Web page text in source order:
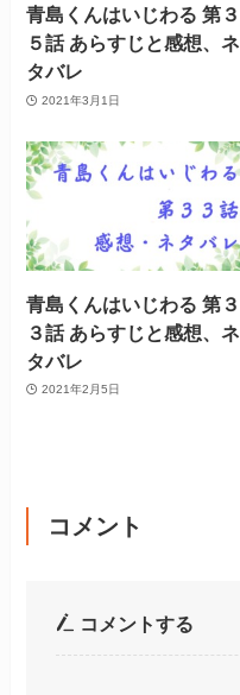
青島くんはいじわる 第３
５話 あらすじと感想、ネ
タバレ
2021年3月1日
青島くんはいじわる 第３
３話 あらすじと感想、ネ
タバレ
2021年2月5日
コメント
コメントする